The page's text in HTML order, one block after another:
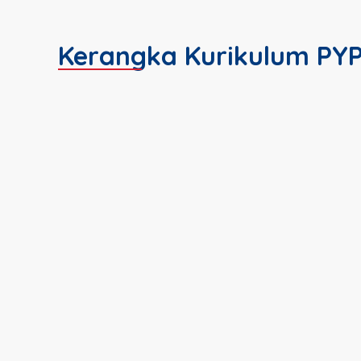
Kerangka Kurikulum